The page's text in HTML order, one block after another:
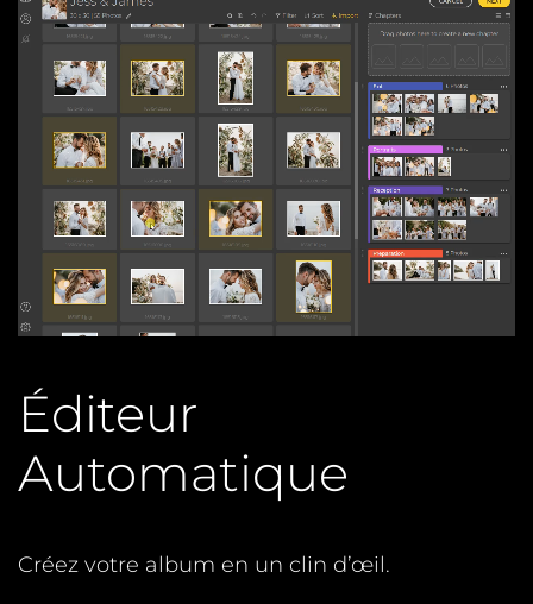
Éditeur
Automatique
Créez votre album en un clin d’œil.